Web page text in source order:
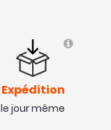
Expédition
le jour même